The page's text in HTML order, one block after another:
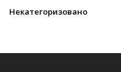
Некатегоризовано